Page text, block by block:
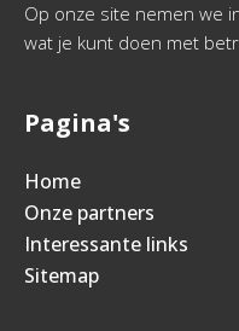
Op onze site nemen we
wat je kunt doen met
Pagina's
Home
Onze partners
Interessante links
Sitemap